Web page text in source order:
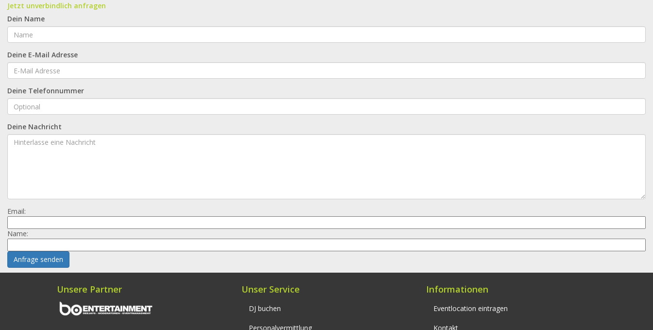
Jetzt unverbindlich anfragen
Dein Name
Deine E-Mail Adresse
Deine Telefonnummer
Deine Nachricht
Email:
Name:
Anfrage senden
Unsere Partner Unser Service
DJ buchen
Personalvermittlung
Informationen
Eventlocation eintragen
Kontakt